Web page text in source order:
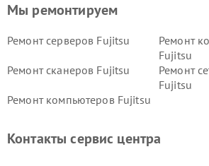
Мы ремонтируем
Ремонт серверов Fujitsu
Ремонт
Fujitsu
Ремонт сканеров Fujitsu
Ремонт
Fujitsu
Ремонт компьютеров Fujitsu
Контакты сервис центра